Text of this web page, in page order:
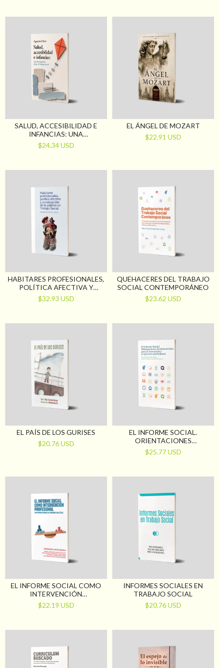
SALUD, ACCESIBILIDAD E
INFANCIAS: UNA
INVESTIGACIÓN DESDE EL
TRABAJO SOCIAL
$24.34 USD
EL ÁNGEL DE MOZART
$22.91 USD
HABITARES PROFESIONALES,
POLÍTICA AFECTIVA Y
CONSTRUCCIÓN DE LO
PÚBLICO EN TRABAJO
$32.93 USD
QUEHACERES DEL TRABAJO
SOCIAL CONTEMPORÁNEO
$23.62 USD
EL PAÍS DE LOS GURISES
$20.76 USD
EL INFORME SOCIAL.
ORIENTACIONES
FUNDAMENTALES PARA LA
FORMACIÓN Y EL EJERCICIO
$25.77 USD
EL INFORME SOCIAL COMO
INTERVENCIÓN
PROFESIONAL. UNA MIRADA
DESDE LA PERSPECTIVA
$22.19 USD
INFORMES SOCIALES EN
TRABAJO SOCIAL
$20.76 USD